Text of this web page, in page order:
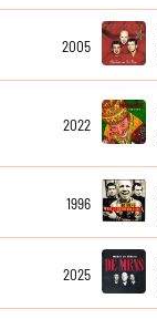
2005
2022
1996
2025